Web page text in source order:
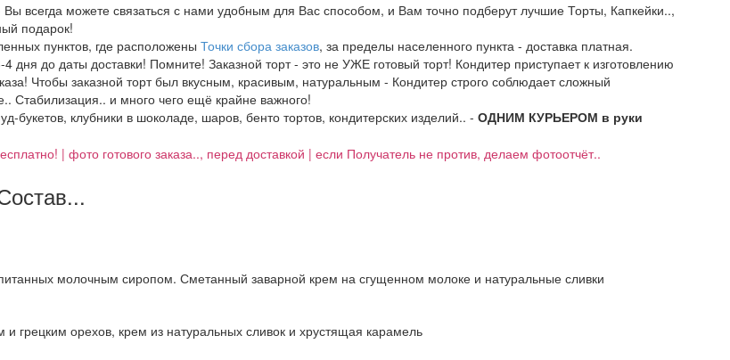
всегда можете связаться с нами удобным для Вас способом, и Вам точно подберут лучшие Торты, Капкейки..,
подарок!
пунктов, где расположены Точки сбора заказов, за пределы населенного пункта - доставка платная.
дня до даты доставки! Помните! Заказной торт - это не УЖЕ готовый торт! Кондитер приступает к изготовлению
Чтобы заказной торт был вкусным, красивым, натуральным - Кондитер строго соблюдает сложный
Стабилизация.. и много чего ещё крайне важного!
букетов, клубники в шоколаде, шаров, бенто тортов, кондитерских изделий.. - ОДНИМ КУРЬЕРОМ в руки
| фото готового заказа.., перед доставкой | если Получатель не против, делаем фотоотчёт..
молочным сиропом. Сметанный заварной крем на сгущенном молоке и натуральные сливки
грецким орехов, крем из натуральных сливок и хрустящая карамель